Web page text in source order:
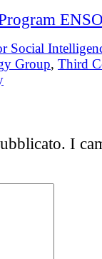
Social
Group, Third
I